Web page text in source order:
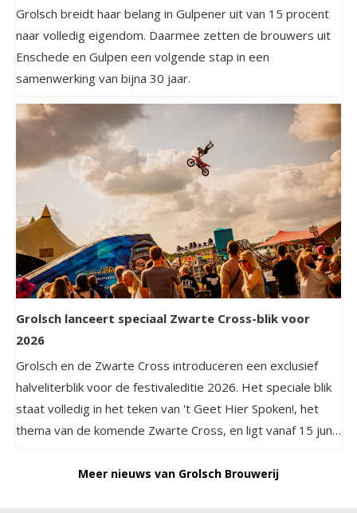
Grolsch breidt haar belang in Gulpener uit van 15 procent
naar volledig eigendom. Daarmee zetten de brouwers uit
Enschede en Gulpen een volgende stap in een
samenwerking van bijna 30 jaar.
Grolsch lanceert speciaal Zwarte Cross-blik voor
2026
Grolsch en de Zwarte Cross introduceren een exclusief
halveliterblik voor de festivaleditie 2026. Het speciale blik
staat volledig in het teken van 't Geet Hier Spoken!, het
thema van de komende Zwarte Cross, en ligt vanaf 15 juni
Meer nieuws van Grolsch Brouwerij